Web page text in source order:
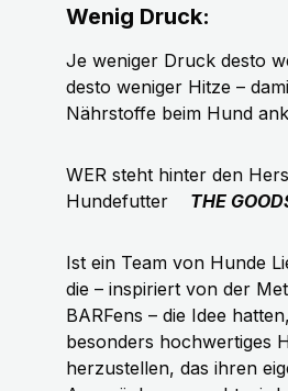
Wenig Druck:
Je weniger Druck desto
desto weniger Hitze –
Nährstoffe beim Hund
WER steht hinter den
Hundefutter
THE
Ist ein Team von Hunde
die – inspiriert von der
BARFens – die Idee
besonders hochwertiges
herzustellen, das ihren